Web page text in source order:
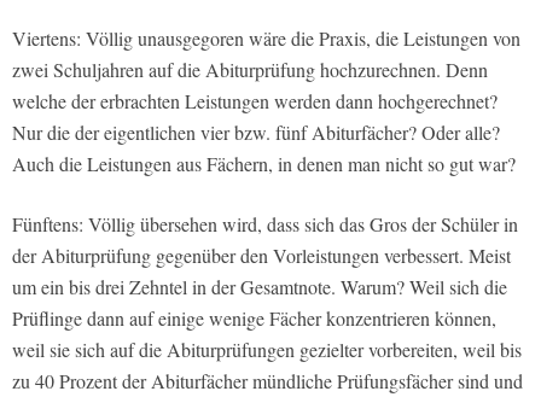
Viertens: Völlig unausgegoren wäre die Praxis, die Leistungen von
zwei Schuljahren auf die Abiturprüfung hochzurechnen. Denn
welche der erbrachten Leistungen werden dann hochgerechnet?
Nur die der eigentlichen vier bzw. fünf Abiturfächer? Oder alle?
Auch die Leistungen aus Fächern, in denen man nicht so gut war?
Fünftens: Völlig übersehen wird, dass sich das Gros der Schüler in
der Abiturprüfung gegenüber den Vorleistungen verbessert. Meist
um ein bis drei Zehntel in der Gesamtnote. Warum? Weil sich die
Prüflinge dann auf einige wenige Fächer konzentrieren können,
weil sie sich auf die Abiturprüfungen gezielter vorbereiten, weil bis
zu 40 Prozent der Abiturfächer mündliche Prüfungsfächer sind und